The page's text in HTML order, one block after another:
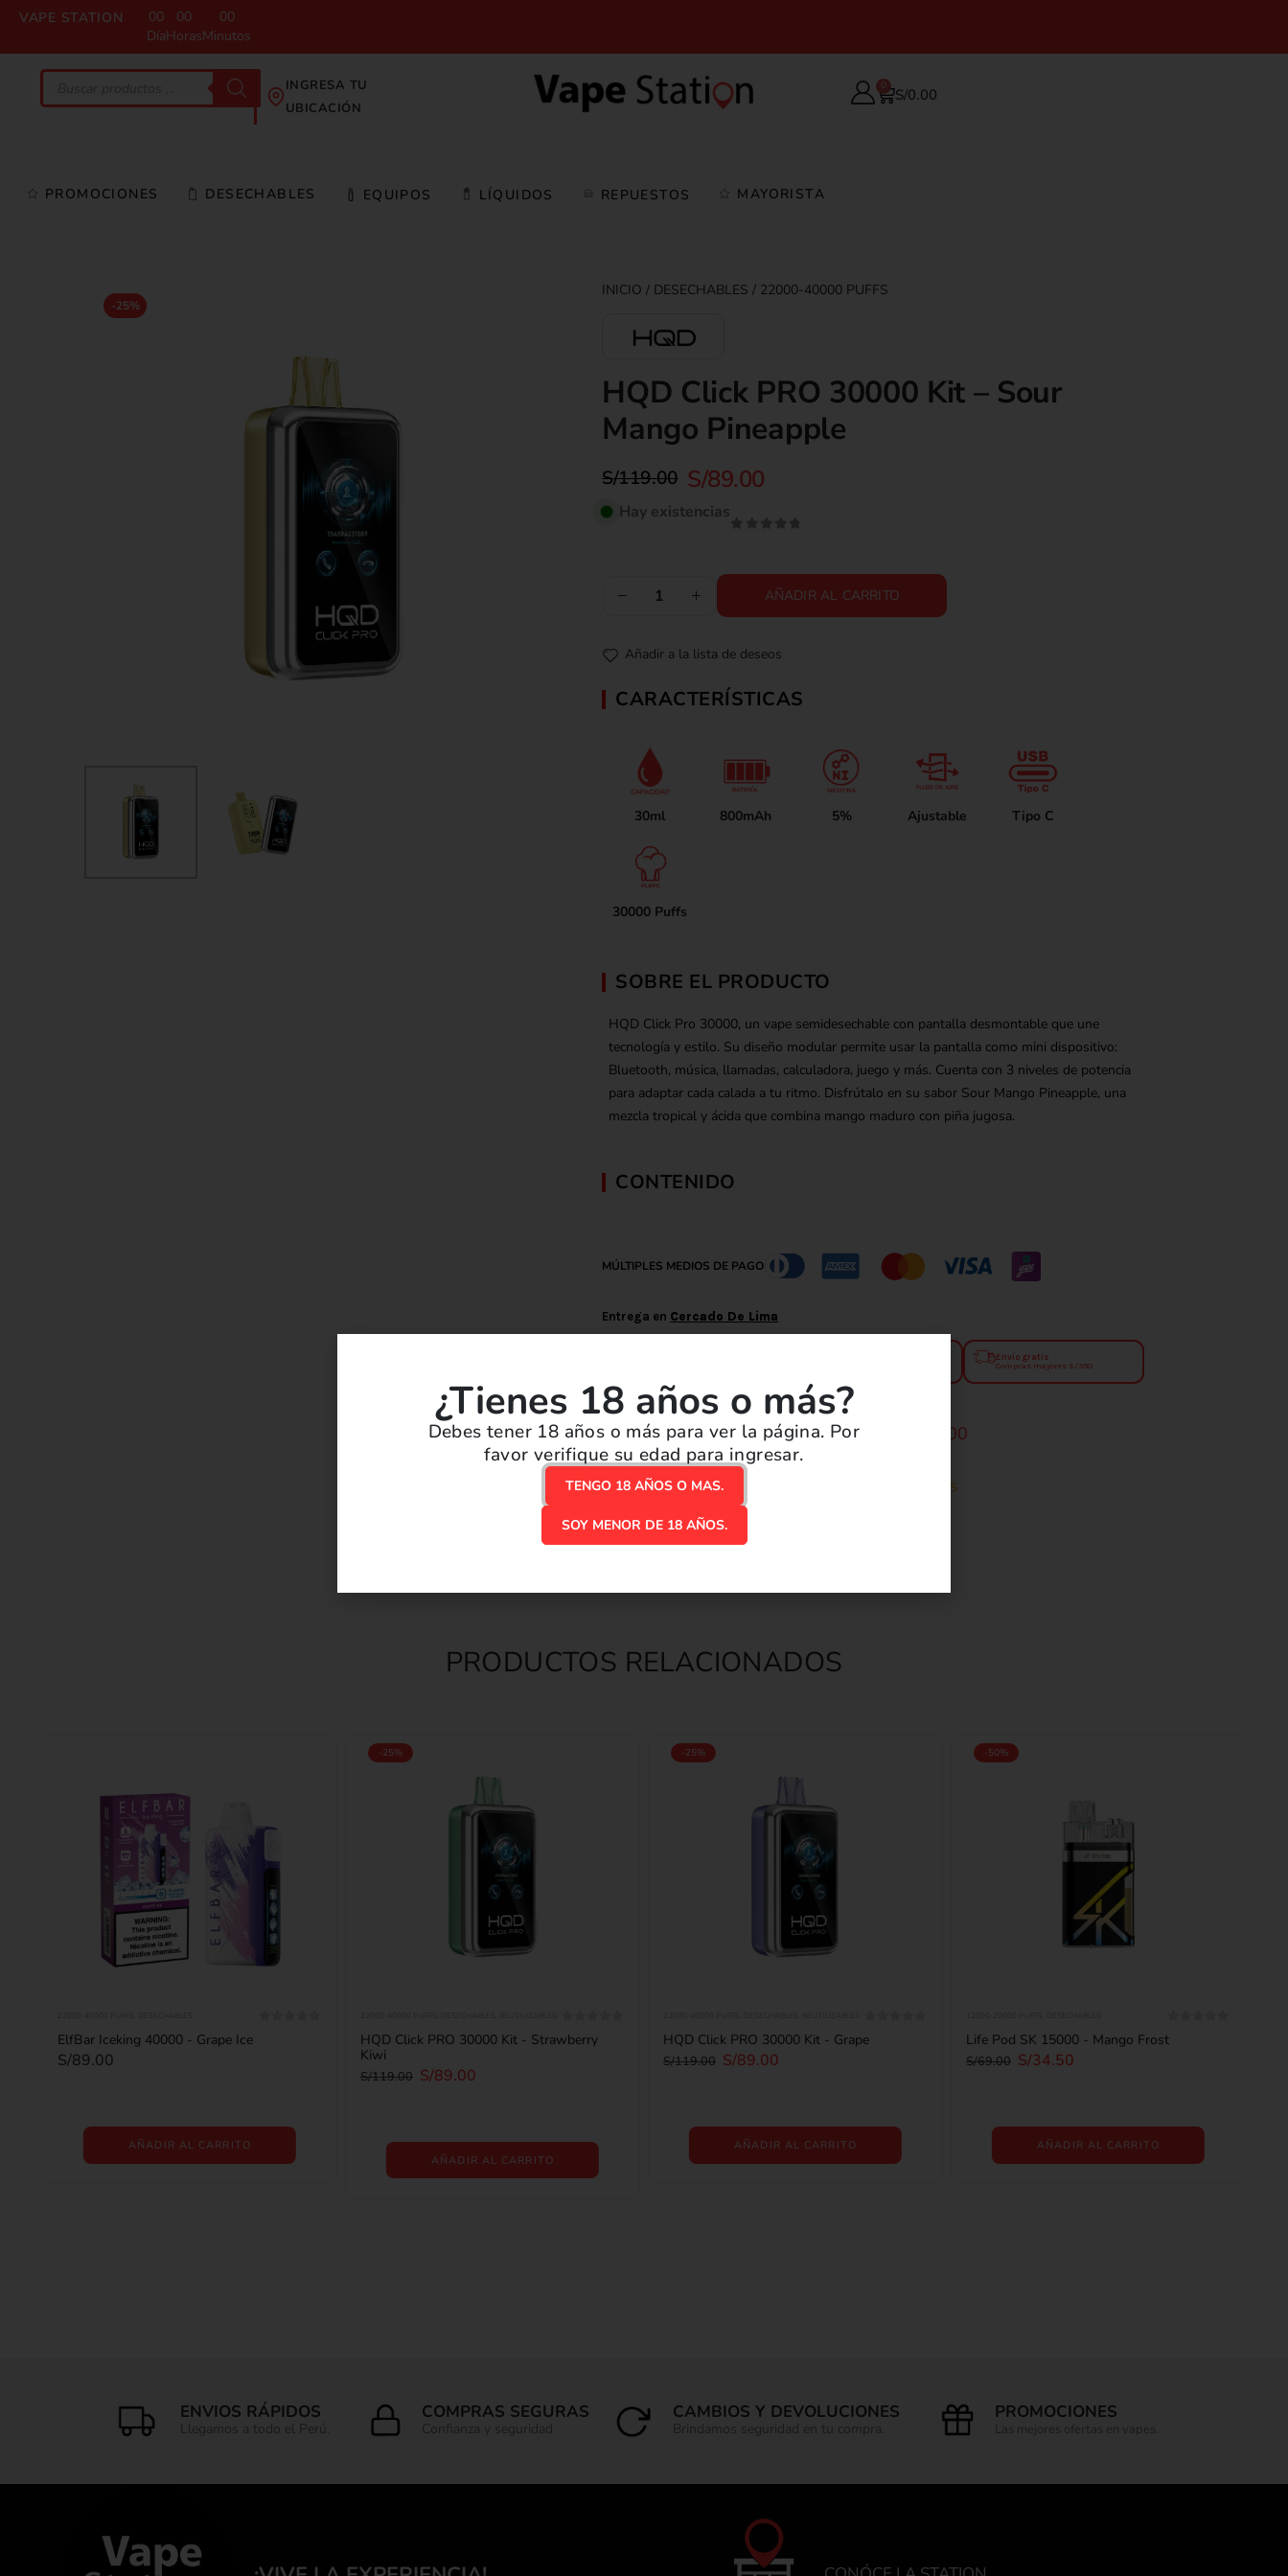
VAPE STATION
00
Día
00
Horas
00
Minutos
INGRESA TU
UBICACIÓN
S/0.00
0
PROMOCIONES DESECHABLES EQUIPOS LÍQUIDOS REPUESTOS MAYORISTA
-25%
DESECHABLES 22000-40000 PUFFS
HQD Click PRO 30000 Kit – Sour
Mango Pineapple
S/119.00 S/89.00
Hay existencias
AÑADIR AL CARRITO
Añadir a la lista de deseos
CARACTERÍSTICAS
30ml 800mAh 5% Ajustable Tipo C
30000 Puffs
SOBRE EL PRODUCTO
HQD Click Pro 30000, un vape semidesechable con pantalla desmontable que une
tecnología y estilo. Su diseño modular permite usar la pantalla como mini dispositivo:
Bluetooth, música, llamadas, calculadora, juego y más. Cuenta con 3 niveles de potencia
para adaptar cada calada a tu ritmo. Disfrútalo en su sabor Sour Mango Pineapple, una
mezcla tropical y ácida que combina mango maduro con piña jugosa.
CONTENIDO
MÚLTIPLES MEDIOS DE PAGO
Entrega en Cercado De Lima
Envío gratis
Compras mayores S/350
Envío gratis por compras mayores a S/. 350.00
Enviamos tu pedido en menos de 90 minutos
¡Disponible en nuestro local! Recoge hoy
PRODUCTOS RELACIONADOS
ElfBar Iceking 40000 - Grape Ice
S/89.00
AÑADIR AL CARRITO
-25%
HQD Click PRO 30000 Kit - Strawberry
Kiwi
S/119.00 S/89.00
AÑADIR AL CARRITO
-25%
HQD Click PRO 30000 Kit - Grape
S/119.00 S/89.00
AÑADIR AL CARRITO
-50%
Life Pod SK 15000 - Mango Frost
S/69.00 S/34.50
AÑADIR AL CARRITO
ENVIOS RÁPIDOS
Llegamos a todo el Perú.
COMPRAS SEGURAS
Confianza y seguridad
CAMBIOS Y DEVOLUCIONES
Brindamos seguridad en tu compra.
PROMOCIONES
Las mejores ofertas en vapes.
¿Tienes 18 años o más?
Debes tener 18 años o más para ver la página. Por
favor verifique su edad para ingresar.
TENGO 18 AÑOS O MAS.
SOY MENOR DE 18 AÑOS.